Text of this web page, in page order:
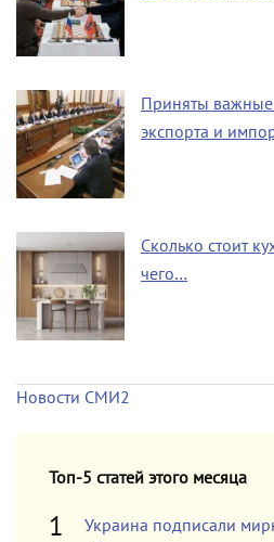
Приняты
экспорта и
Сколько стоит
чего…
Новости СМИ2
Топ-5 статей этого месяца
Украина подписали